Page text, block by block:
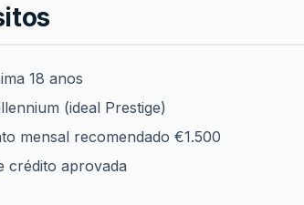
18 anos
(ideal Prestige)
mensal recomendado €1.500
crédito aprovada